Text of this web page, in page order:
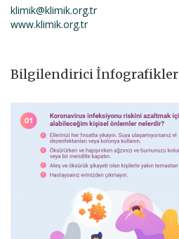
klimik@klimik.org.tr
www.klimik.org.tr
Bilgilendirici İnfografikler